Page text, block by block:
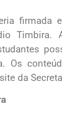
firmada
Timbira.
da